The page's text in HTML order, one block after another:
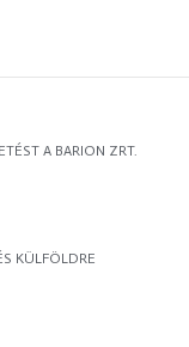
A BARION ZRT.
KÜLFÖLDRE